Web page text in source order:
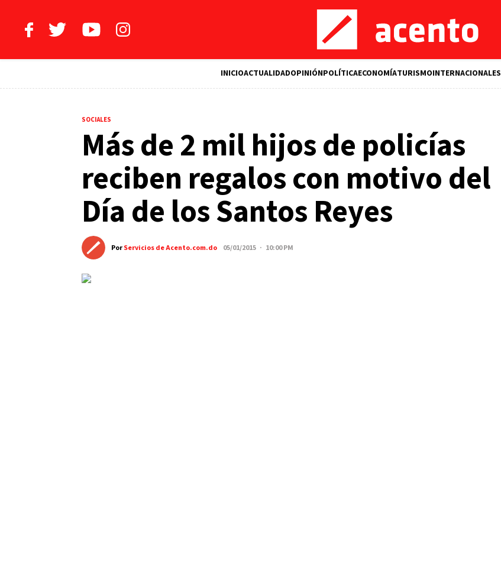
INICIOACTUALIDADOPINIÓNPOLÍTICAECONOMÍATURISMOINTERNACIONALES
SOCIALES
Más de 2 mil hijos de policías
reciben regalos con motivo del
Día de los Santos Reyes
PorServicios de Acento.com.do 05/01/2015 · 10:00 PM